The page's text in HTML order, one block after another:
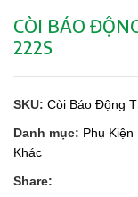
CÒI BÁO
222S
SKU: Còi Báo Động
Danh mục: Phụ
Khác
Share: